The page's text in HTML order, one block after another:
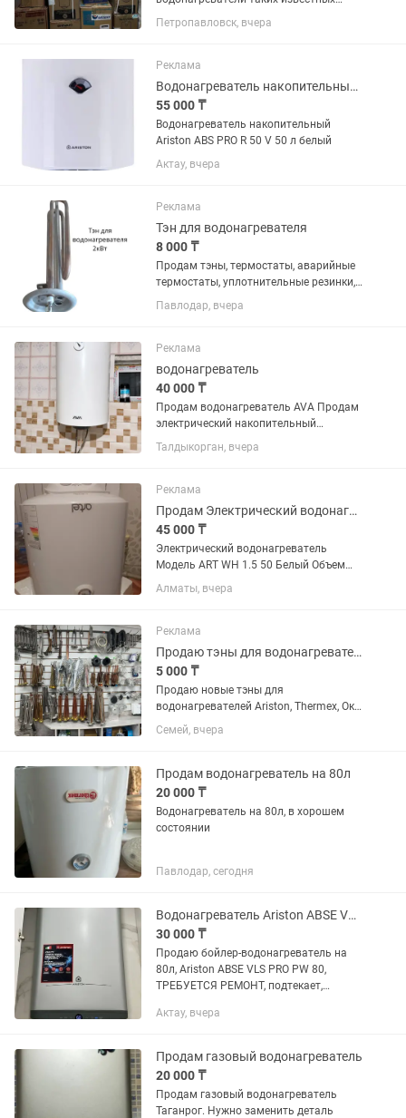
брендов как Ariston, Thermex, Shivaki,
Oasis, Deluxe, Garanterm
Петропавловск, вчера
Реклама
Водонагреватель накопительный Ariston ABS PRO R 50 V 50 л белый
55 000 ₸
Водонагреватель накопительный
Ariston ABS PRO R 50 V 50 л белый
Актау, вчера
Реклама
Тэн для водонагревателя
8 000 ₸
Продам тэны, термостаты, аварийные
термостаты, уплотнительные резинки,
аноды для водонагревателей. Самые
дешёвые цены по городу!! Мастерам,
Павлодар, вчера
Реклама
водонагреватель
40 000 ₸
Продам водонагреватель AVA Продам
электрический накопительный
водонагреватель AVA в хорошем
состоянии. Пользовались около 2 лет.
нагревает воду, без протечек и
поломок....
Талдыкорган, вчера
Реклама
Продам Электрический водонагреватель
45 000 ₸
Электрический водонагреватель
Модель ART WH 1.5 50 Белый Объем
50л Размер 450х475х566mm
Алматы, вчера
Реклама
Продаю тэны для водонагревателей ARISTON, Thermeks, и т.д.
5 000 ₸
Продаю новые тэны для
водонагревателей Ariston, Thermex, Ока,
Deluxe и т.д оригинальные. Цена от
5000 и выше... В наличии много
THERMOWATT. Производство Турция,...
Семей, вчера
Продам водонагреватель на 80л
20 000 ₸
Водонагреватель на 80л, в хорошем
состоянии
Павлодар, сегодня
Водонагреватель Ariston ABSE VLS PRO PW 80(ТРЕБУЕТСЯ РЕМОНТ)
30 000 ₸
Продаю бойлер-водонагреватель на
80л, Ariston ABSE VLS PRO PW 80,
ТРЕБУЕТСЯ РЕМОНТ, подтекает,
Актау, вчера
Продам газовый водонагреватель
20 000 ₸
Продам газовый водонагреватель
Таганрог. Нужно заменить деталь